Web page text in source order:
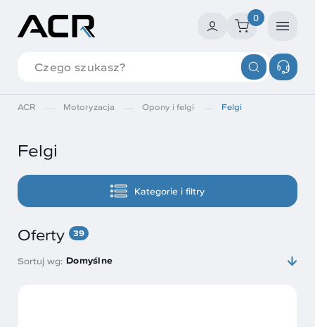
0
ACR Motoryzacja Opony i felgi Felgi
Felgi
Kategorie i filtry
Oferty 39
Sortuj wg: Domyślne